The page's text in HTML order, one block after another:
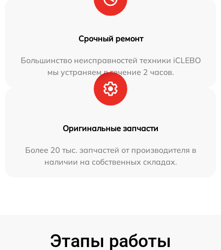
Срочный ремонт
Большинство неисправностей техники iCLEBO
мы устраняем в течение 2 часов.
Оригинальные запчасти
Более 20 тыс. запчастей от производителя в
наличии на собственных складах.
Этапы работы